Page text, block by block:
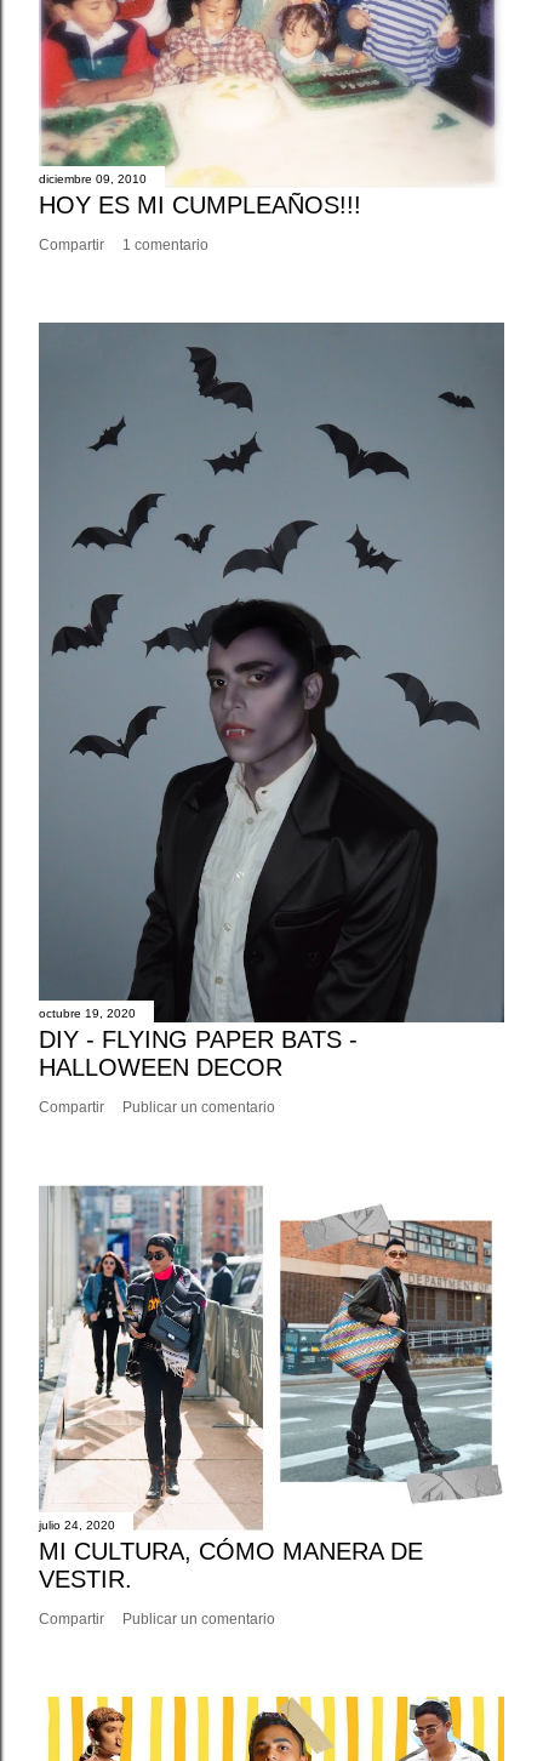
diciembre 09, 2010
HOY ES MI CUMPLEAÑOS!!!
Compartir 1 comentario
octubre 19, 2020
DIY - FLYING PAPER BATS -
HALLOWEEN DECOR
Compartir Publicar un comentario
julio 24, 2020
MI CULTURA, CÓMO MANERA DE
VESTIR.
Compartir Publicar un comentario